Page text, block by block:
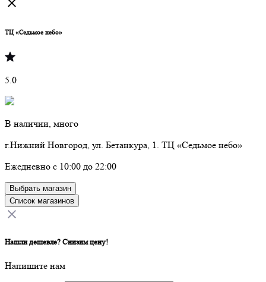
ТЦ «Седьмое небо»
5.0
В наличии, много
г.Нижний Новгород, ул. Бетанкура, 1. ТЦ «Седьмое небо»
Ежедневно с 10:00 до 22:00
Выбрать магазин
Список магазинов
Нашли дешевле? Снизим цену!
Напишите нам